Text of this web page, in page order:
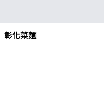
彰化菜麵